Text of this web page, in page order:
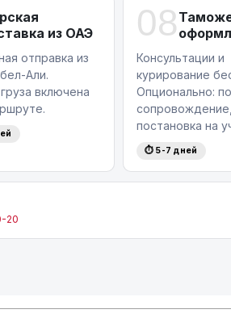
из ОАЭ
отправка из
Али.
включена
08
Консультации и
курирование
Опционально:
сопровождение,
постановка на
⏱ 5-7 дней
20